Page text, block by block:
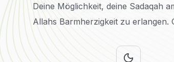
Deine Möglichkeit, deine Sadaqah
Allahs Barmherzigkeit zu erlangen.